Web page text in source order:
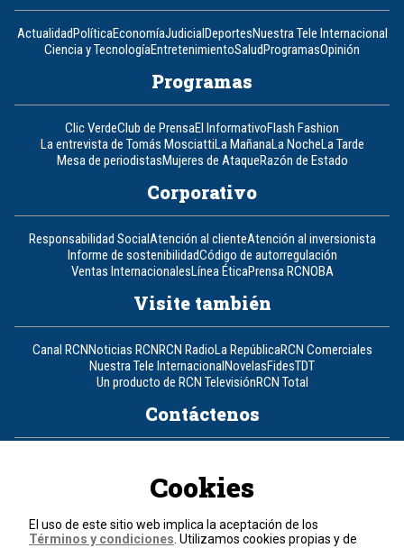
ActualidadPolíticaEconomíaJudicialDeportesNuestra Tele Internacional
Ciencia y TecnologíaEntretenimientoSaludProgramasOpinión
Programas
Clic VerdeClub de PrensaEl InformativoFlash Fashion
La entrevista de Tomás MosciattiLa MañanaLa NocheLa Tarde
Mesa de periodistasMujeres de AtaqueRazón de Estado
Corporativo
Responsabilidad SocialAtención al clienteAtención al inversionista
Informe de sostenibilidadCódigo de autorregulación
Ventas InternacionalesLínea ÉticaPrensa RCNOBA
Visite también
Canal RCNNoticias RCNRCN RadioLa RepúblicaRCN Comerciales
Nuestra Tele InternacionalNovelasFidesTDT
Un producto de RCN TelevisiónRCN Total
Contáctenos
Política de cookies
Términos y condiciones
Cookies
El uso de este sitio web implica la aceptación de los
Términos y condiciones . Utilizamos cookies propias y de